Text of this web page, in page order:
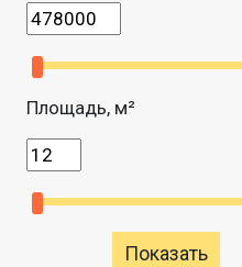
Площадь, м²